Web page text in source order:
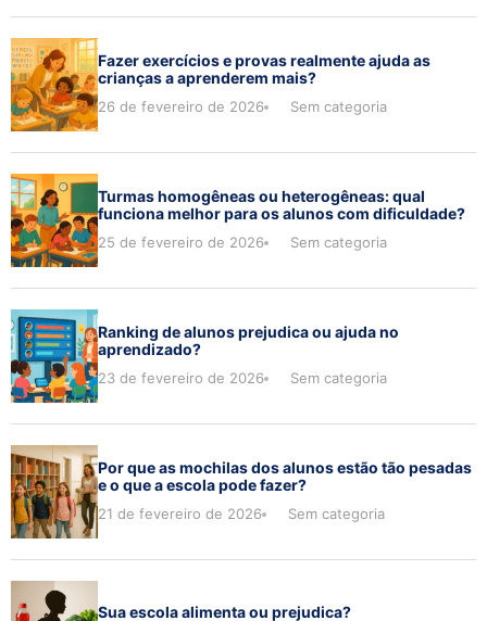
Fazer exercícios e provas realmente ajuda as
crianças a aprenderem mais?
26 de fevereiro de 2026 Sem categoria
Turmas homogêneas ou heterogêneas: qual
funciona melhor para os alunos com dificuldade?
25 de fevereiro de 2026 Sem categoria
Ranking de alunos prejudica ou ajuda no
aprendizado?
23 de fevereiro de 2026 Sem categoria
Por que as mochilas dos alunos estão tão pesadas
e o que a escola pode fazer?
21 de fevereiro de 2026 Sem categoria
Sua escola alimenta ou prejudica?